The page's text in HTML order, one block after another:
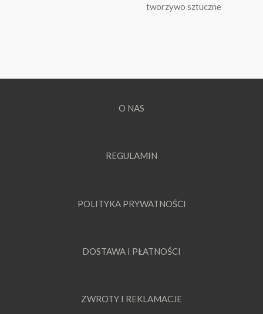
tworzywo sztuczne
O NAS
REGULAMIN
POLITYKA PRYWATNOŚCI
DOSTAWA I PŁATNOŚCI
ZWROTY I REKLAMACJE